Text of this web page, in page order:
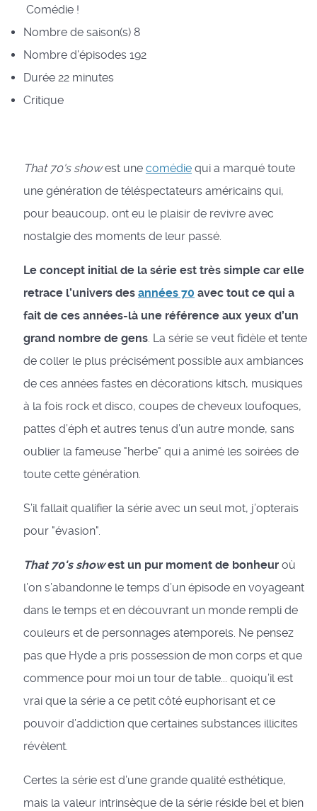
Comédie !
Nombre de saison(s) 8
Nombre d'épisodes 192
Durée 22 minutes
Critique
That 70's showest une comédiequi a marqué toute
une génération de téléspectateurs américains qui,
pour beaucoup, ont eu le plaisir de revivre avec
nostalgie des moments de leur passé.
Le concept initial de la série est très simple car elle
retrace l’univers des années 70 avec tout ce qui a
fait de ces années-là une référence aux yeux d’un
grand nombre de gens. La série se veut fidèle et tente
de coller le plus précisément possible aux ambiances
de ces années fastes en décorations kitsch, musiques
à la fois rock et disco, coupes de cheveux loufoques,
pattes d’éph et autres tenus d’un autre monde, sans
oublier la fameuse "herbe" qui a animé les soirées de
toute cette génération.
S’il fallait qualifier la série avec un seul mot, j’opterais
pour "évasion".
That 70's showest un pur moment de bonheuroù
l’on s’abandonne le temps d’un épisode en voyageant
dans le temps et en découvrant un monde rempli de
couleurs et de personnages atemporels. Ne pensez
pas que Hyde a pris possession de mon corps et que
commence pour moi un tour de table... quoiqu’il est
vrai que la série a ce petit côté euphorisant et ce
pouvoir d’addiction que certaines substances illicites
révèlent.
Certes la série est d’une grande qualité esthétique,
mais la valeur intrinsèque de la série réside bel et bien